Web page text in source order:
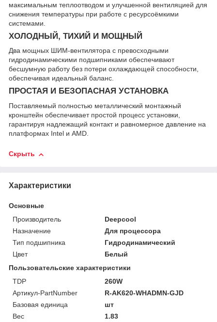
максимальным теплоотводом и улучшенной вентиляцией для
снижения температуры при работе с ресурсоёмкими
системами.
ХОЛОДНЫЙ, ТИХИЙ И МОЩНЫЙ
Два мощных ШИМ-вентилятора с превосходными
гидродинамическими подшипниками обеспечивают
бесшумную работу без потери охлаждающей способности,
обеспечивая идеальный баланс.
ПРОСТАЯ И БЕЗОПАСНАЯ УСТАНОВКА
Поставляемый полностью металлический монтажный
кронштейн обеспечивает простой процесс установки,
гарантируя надлежащий контакт и равномерное давление на
платформах Intel и AMD.
Скрыть
Характеристики
Основные
Производитель
Deepcool
Назначение
Для процессора
Тип подшипника
Гидродинамический
Цвет
Белый
Пользовательские характеристики
TDP
260W
Артикул-PartNumber
R-AK620-WHADMN-GJD
Базовая единица
шт
Вес
1.83